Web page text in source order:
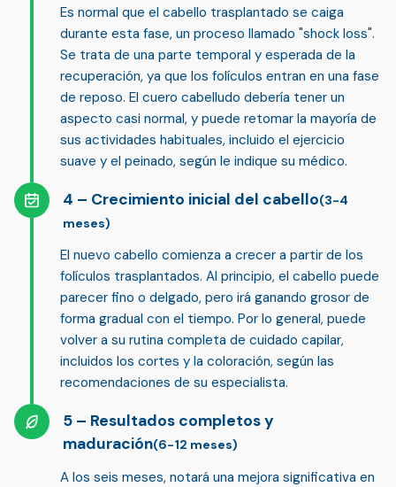
Es normal que el cabello trasplantado se caiga
durante esta fase, un proceso llamado "shock loss".
Se trata de una parte temporal y esperada de la
recuperación, ya que los folículos entran en una fase
de reposo. El cuero cabelludo debería tener un
aspecto casi normal, y puede retomar la mayoría de
sus actividades habituales, incluido el ejercicio
suave y el peinado, según le indique su médico.
Crecimiento inicial del cabello(3-4
meses)
El nuevo cabello comienza a crecer a partir de los
folículos trasplantados. Al principio, el cabello puede
parecer fino o delgado, pero irá ganando grosor de
forma gradual con el tiempo. Por lo general, puede
volver a su rutina completa de cuidado capilar,
incluidos los cortes y la coloración, según las
recomendaciones de su especialista.
Resultados completos y
maduración(6-12 meses)
A los seis meses, notará una mejora significativa en